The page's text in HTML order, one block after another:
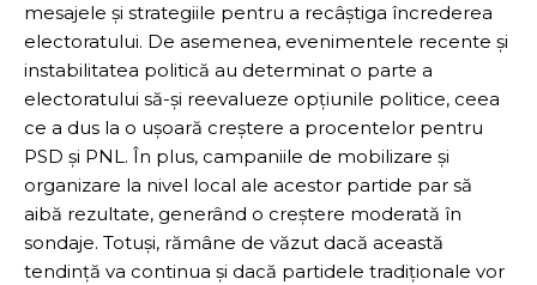
mesajele și strategiile pentru a recâștiga încrederea
electoratului. De asemenea, evenimentele recente și
instabilitatea politică au determinat o parte a
electoratului să-și reevalueze opțiunile politice, ceea
ce a dus la o ușoară creștere a procentelor pentru
PSD și PNL. În plus, campaniile de mobilizare și
organizare la nivel local ale acestor partide par să
aibă rezultate, generând o creștere moderată în
sondaje. Totuși, rămâne de văzut dacă această
tendință va continua și dacă partidele tradiționale vor